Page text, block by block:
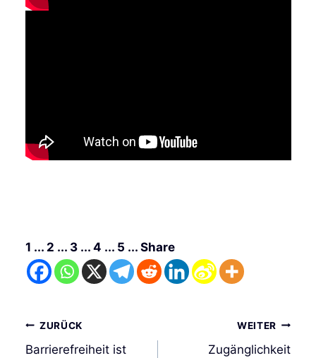
1 ... 2 ... 3 ... 4 ... 5 ... Share
Beitrags-
Navigation
ZURÜCK
Barrierefreiheit ist
WEITER
Zugänglichkeit